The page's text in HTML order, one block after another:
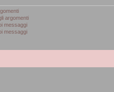
argomenti
messaggi
messaggi